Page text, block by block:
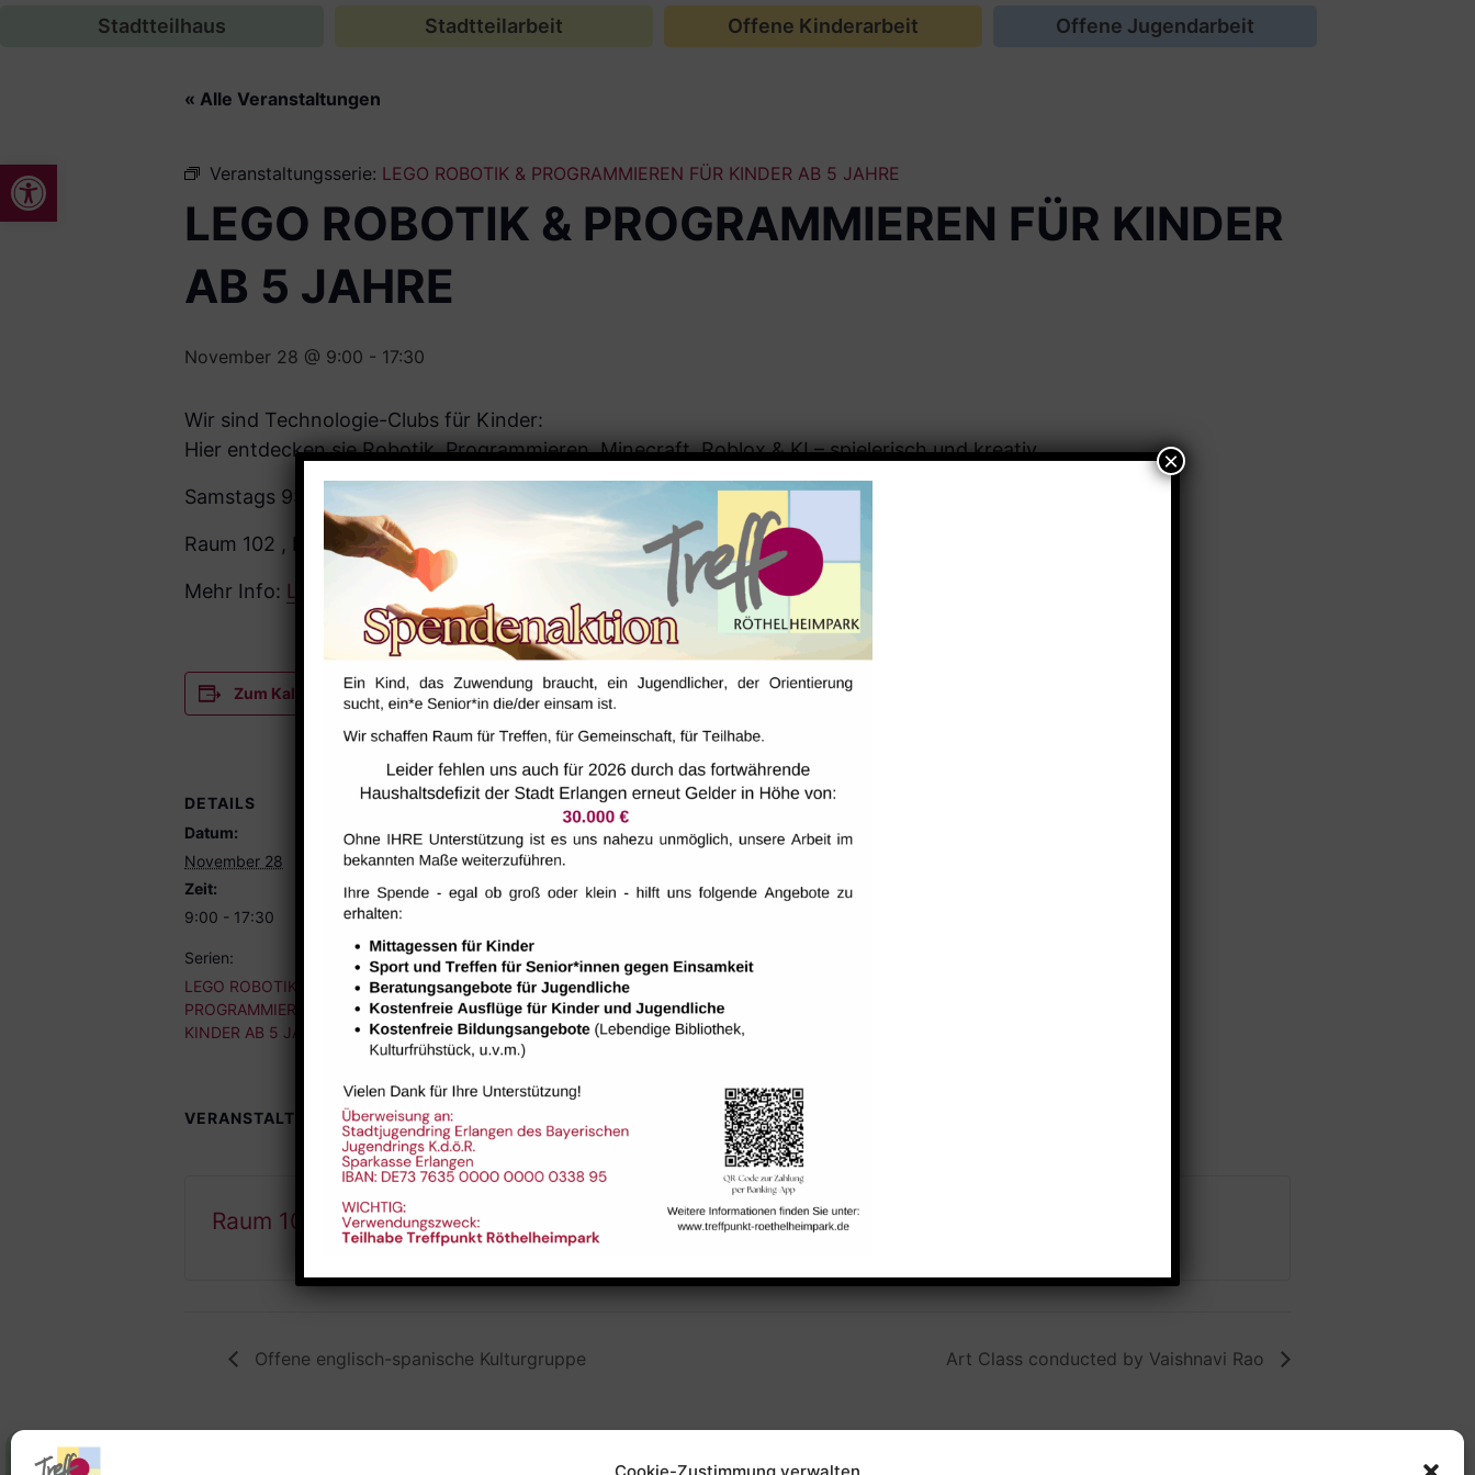
Werkzeugleiste öffnen
Stadtteilhaus Stadtteilarbeit Offene Kinderarbeit Offene Jugendarbeit
« Alle Veranstaltungen
Veranstaltungsserie: LEGO ROBOTIK & PROGRAMMIEREN FÜR KINDER AB 5 JAHRE
LEGO ROBOTIK & PROGRAMMIEREN FÜR KINDER
AB 5 JAHRE
November 28 @ 9:00 - 17:30
Wir sind Technologie-Clubs für Kinder:
Hier entdecken sie Robotik, Programmieren, Minecraft, Roblox & KI – spielerisch und kreativ
Samstags 9:00-17:30 Uhr
Raum 102 , Raum 113
Mehr Info: Liga der Roboter – Netzwerk №1 für Robotik Kinderclubs in Deutschland!
Zum Kalender hinzufügen
DETAILS
Datum:
November 28
Zeit:
9:00 - 17:30
Serien:
LEGO ROBOTIK &
PROGRAMMIEREN FÜR
KINDER AB 5 JAHRE
VERANSTALTUNGSORTE
Raum 102 Raum 113
Offene englisch-spanische Kulturgruppe Art Class conducted by Vaishnavi Rao